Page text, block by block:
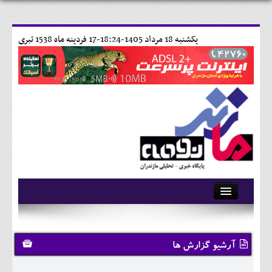
17 فردينه ماه 1538 تبری يکشنبه 18 مرداد 1405-18:24-
آرشیو
تماس با ما
وبلاگ
آرشیو گزارش ها